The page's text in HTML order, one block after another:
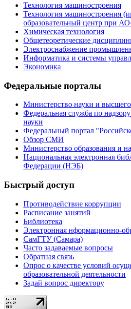
Технология машиностроения
Технология машиностроения
образовательный центр при
Химическая технология
Общетеоретические
Электроснабжение
Информатика и системы
Экономика
Федеральные порталы
Министерство науки и
Федеральная служба по
науки
Федеральный портал
Обзор СМИ
Министерство образования и
Национальная электронная
Федерации (НЭБ)
Быстрый доступ
Противодействие коррупции
Расписание занятий
Библиотека
Электронная нформационно-
СамГТУ (Самара)
Часто задаваемые вопросы
Обратная связь
Опрос о качестве условий
образовательной деятельности
Задай вопрос директору